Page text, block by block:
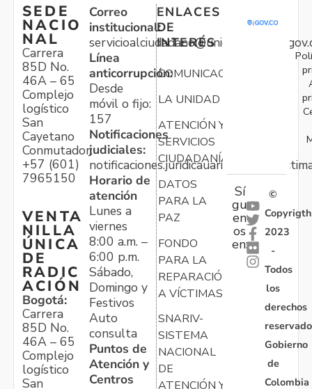
SEDE
NACIO
NAL
Carrera
85D No.
46A – 65
Complejo
logístico
San
Cayetano
Conmutador:
+57 (601)
7965150
VENTA
NILLA
ÚNICA
DE
RADIC
ACIÓN
Bogotá:
Carrera
85D No.
46A – 65
Complejo
logístico
San
Correo
institucional:
Línea
anticorrupción:
Desde
móvil o fijo:
157
Notificaciones
judiciales:
Horario de
atención
Lunes a
viernes
8:00 a.m. –
6:00 p.m.
Sábado,
Domingo y
Festivos
Auto
consulta
Puntos de
Atención y
Centros
ENLACES
DE
INTERÉS
COMUNICACIONES
LA UNIDAD
ATENCIÓN Y
SERVICIOS
CIUDADANÍA
DATOS
PARA LA
PAZ
FONDO
PARA LA
REPARACIÓN
A VÍCTIMAS
SNARIV-
SISTEMA
NACIONAL
DE
ATENCIÓN Y
Sí
gu
en
os
en:
©
Copyrigth
2023
-
Todos
los
derechos
Gobierno
de
Colombia